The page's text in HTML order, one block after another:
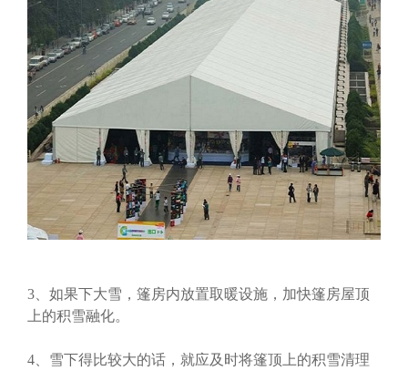
3、如果下大雪，篷房内放置取暖设施，加快篷房屋顶
上的积雪融化。
4、雪下得比较大的话，就应及时将篷顶上的积雪清理